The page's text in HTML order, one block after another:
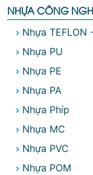
NHỰA CÔNG
Nhựa TEFLON
Nhựa PU
Nhựa PE
Nhựa PA
Nhựa Phíp
Nhựa MC
Nhựa PVC
Nhựa POM